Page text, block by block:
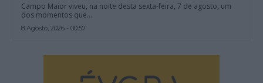
Campo Maior viveu, na noite desta sexta-feira, 7 de agosto, um
dos momentos que...
8 Agosto, 2026 - 00:57